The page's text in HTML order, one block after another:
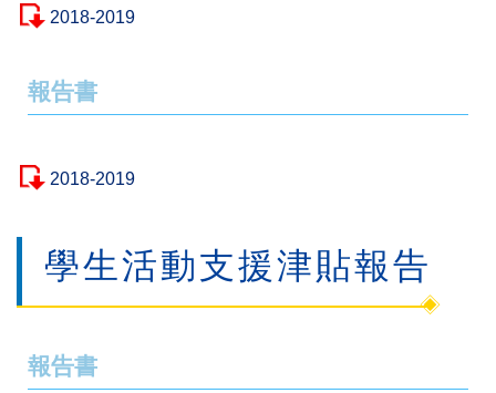
2018-2019
報告書
2018-2019
學生活動支援津貼報告
報告書